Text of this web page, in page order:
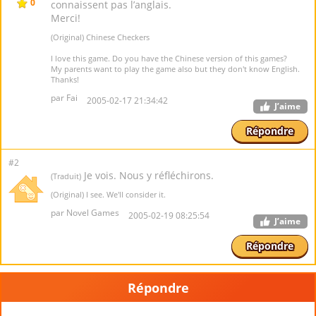
0
connaissent pas l’anglais.
Merci!
(Original) Chinese Checkers
I love this game. Do you have the Chinese version of this games?
My parents want to play the game also but they don't know English.
Thanks!
par Fai 2005-02-17 21:34:42 J’aime
Répondre
#2
(Traduit) Je vois. Nous y réfléchirons.
(Original) I see. We'll consider it.
par Novel Games 2005-02-19 08:25:54 J’aime
Répondre
Répondre